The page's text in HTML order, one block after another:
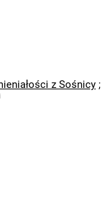
z Sośnicy ;